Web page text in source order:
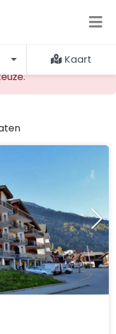
kan niet worden
Kaart